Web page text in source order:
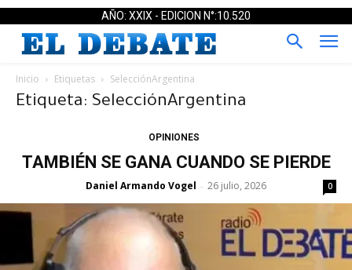
AÑO: XXIX - EDICION N°:10.520
Inicio Etiquetas SelecciónArgentina
Etiqueta: SelecciónArgentina
OPINIONES
TAMBIÉN SE GANA CUANDO SE PIERDE
Daniel Armando Vogel - 26 julio, 2026 0